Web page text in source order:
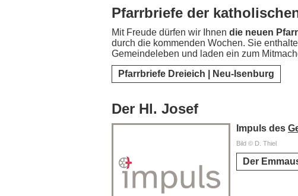
Pfarrbriefe der
Mit Freude dürfen wir Ihnen die neuen
durch die kommenden Wochen. Sie
Gemeindeleben und laden ein zum
Pfarrbriefe Dreieich | Neu-Isenburg
Der Hl. Josef
Impuls des
Bild © D. Thiel
Der